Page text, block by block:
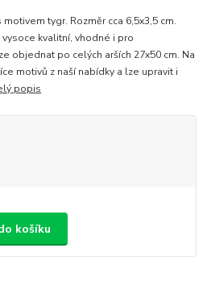
tygr. Rozměr cca 6,5x3,5 cm.
kvalitní, vhodné i pro
objednat po celých arších 27x50 cm. Na
motivů z naší nabídky a lze upravit i
popis
košíku